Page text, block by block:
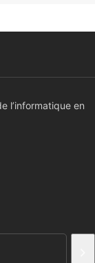
l’informatique en